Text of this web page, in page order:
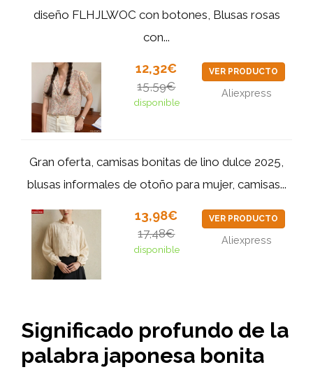
diseño FLHJLWOC con botones, Blusas rosas
con...
12,32€
15,59€
disponible
VER PRODUCTO
Aliexpress
Gran oferta, camisas bonitas de lino dulce 2025,
blusas informales de otoño para mujer, camisas...
13,98€
17,48€
disponible
VER PRODUCTO
Aliexpress
Significado profundo de la
palabra japonesa bonita